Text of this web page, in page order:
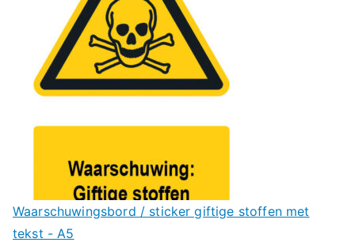
Waarschuwingsbord / sticker giftige stoffen met
tekst - A5